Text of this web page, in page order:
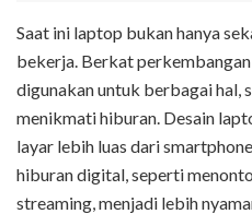
Saat ini laptop bukan hanya
bekerja. Berkat
digunakan untuk berbagai hal,
menikmati hiburan. Desain
layar lebih luas dari
hiburan digital, seperti
streaming, menjadi lebih